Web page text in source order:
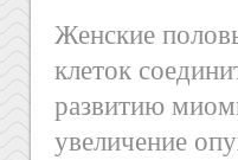
Женские
клеток
развитию
увеличение